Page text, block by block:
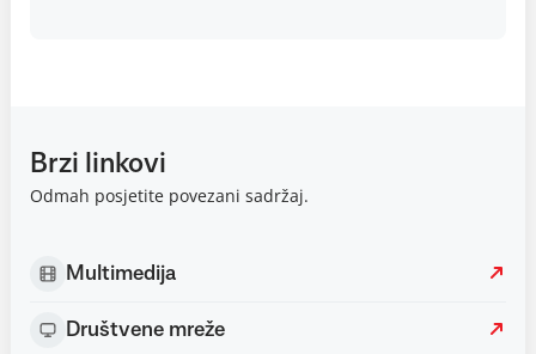
Brzi linkovi
Odmah posjetite povezani sadržaj.
Multimedija
Društvene mreže